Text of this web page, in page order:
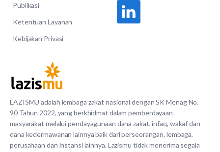
LAZISMU adalah lembaga zakat nasional dengan SK Menag No.
90 Tahun 2022, yang berkhidmat dalam pemberdayaan
masyarakat melalui pendayagunaan dana zakat, infaq, wakaf dan
dana kedermawanan lainnya baik dari perseorangan, lembaga,
perusahaan dan instansi lainnya. Lazismu tidak menerima segala
Publikasi
Ketentuan Layanan
Kebijakan Privasi